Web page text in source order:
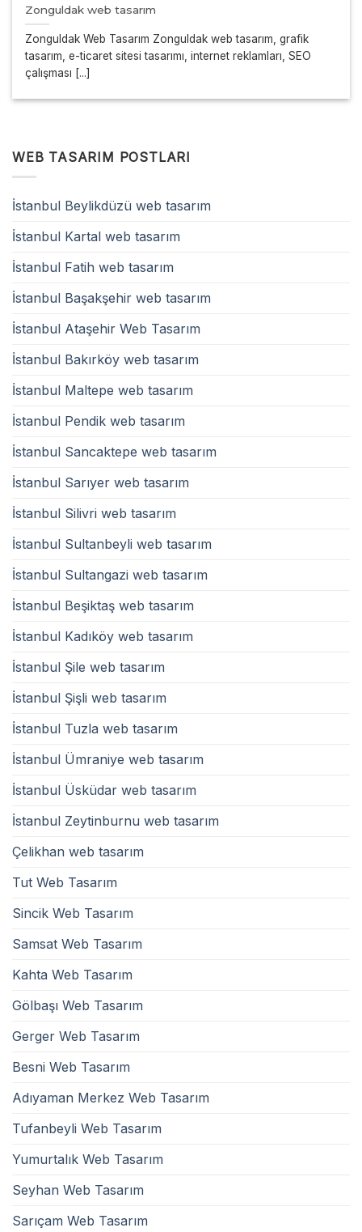
Zonguldak web tasarım
Zonguldak Web Tasarım Zonguldak web tasarım, grafik
tasarım, e-ticaret sitesi tasarımı, internet reklamları, SEO
çalışması [...]
WEB TASARIM POSTLARI
İstanbul Beylikdüzü web tasarım
İstanbul Kartal web tasarım
İstanbul Fatih web tasarım
İstanbul Başakşehir web tasarım
İstanbul Ataşehir Web Tasarım
İstanbul Bakırköy web tasarım
İstanbul Maltepe web tasarım
İstanbul Pendik web tasarım
İstanbul Sancaktepe web tasarım
İstanbul Sarıyer web tasarım
İstanbul Silivri web tasarım
İstanbul Sultanbeyli web tasarım
İstanbul Sultangazi web tasarım
İstanbul Beşiktaş web tasarım
İstanbul Kadıköy web tasarım
İstanbul Şile web tasarım
İstanbul Şişli web tasarım
İstanbul Tuzla web tasarım
İstanbul Ümraniye web tasarım
İstanbul Üsküdar web tasarım
İstanbul Zeytinburnu web tasarım
Çelikhan web tasarım
Tut Web Tasarım
Sincik Web Tasarım
Samsat Web Tasarım
Kahta Web Tasarım
Gölbaşı Web Tasarım
Gerger Web Tasarım
Besni Web Tasarım
Adıyaman Merkez Web Tasarım
Tufanbeyli Web Tasarım
Yumurtalık Web Tasarım
Seyhan Web Tasarım
Sarıçam Web Tasarım